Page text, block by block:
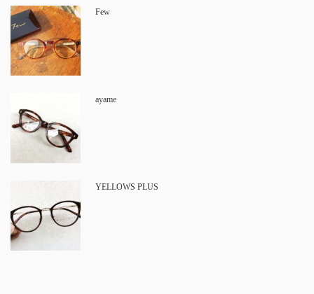
Few
ayame
YELLOWS PLUS